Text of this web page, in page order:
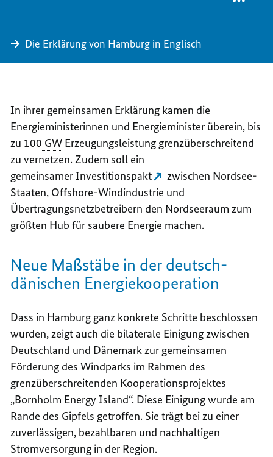
UND
ALS
Die Erklärung von Hamburg in Englisch
In ihrer gemeinsamen Erklärung kamen die
Energieministerinnen und Energieminister überein, bis
zu 100 GW Erzeugungsleistung grenzüberschreitend
zu vernetzen. Zudem soll ein
gemeinsamer Investitionspakt
zwischen Nordsee-
Staaten, Offshore-Windindustrie und
Übertragungsnetzbetreibern den Nordseeraum zum
größten Hub für saubere Energie machen.
Neue Maßstäbe in der deutsch-
dänischen Energiekooperation
Dass in Hamburg ganz konkrete Schritte beschlossen
wurden, zeigt auch die bilaterale Einigung zwischen
Deutschland und Dänemark zur gemeinsamen
Förderung des Windparks im Rahmen des
grenzüberschreitenden Kooperationsprojektes
„Bornholm Energy Island“. Diese Einigung wurde am
Rande des Gipfels getroffen. Sie trägt bei zu einer
zuverlässigen, bezahlbaren und nachhaltigen
Stromversorgung in der Region.